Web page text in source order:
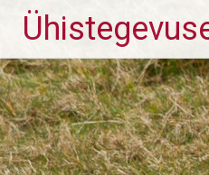
Skip
content